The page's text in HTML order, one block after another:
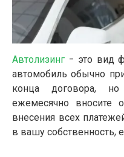
Автолизинг - это вид
автомобиль обычно
конца договора,
ежемесячно вносите
внесения всех
в вашу собственность,